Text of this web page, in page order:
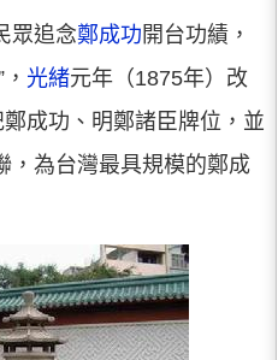
眾追念鄭成功 開台功績，
光緒元年（1875年）改
成功、明鄭諸臣牌位，並
，為台灣最具規模的鄭成